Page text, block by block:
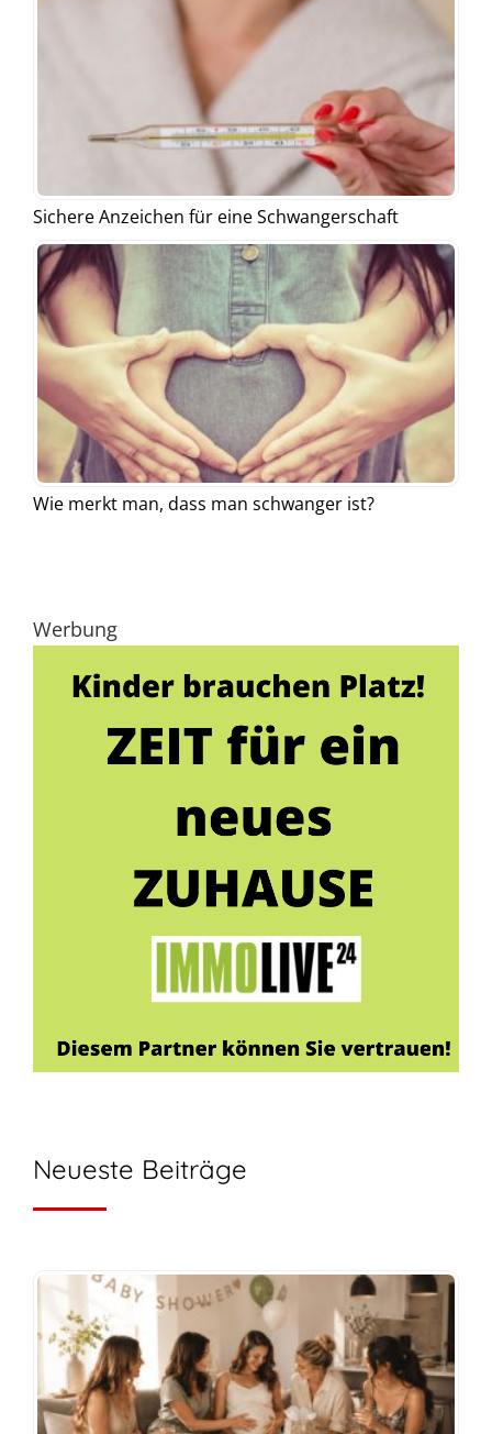
Sichere Anzeichen für eine Schwangerschaft
Wie merkt man, dass man schwanger ist?
Werbung
Neueste Beiträge